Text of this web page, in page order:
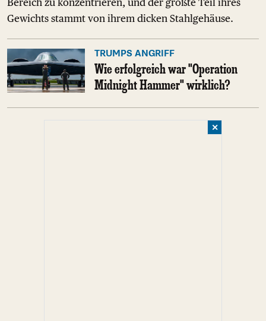
Bereich zu konzentrieren, und der größte Teil ihres
Gewichts stammt von ihrem dicken Stahlgehäuse.
TRUMPS ANGRIFF
Wie erfolgreich war "Operation
Midnight Hammer" wirklich?
✕